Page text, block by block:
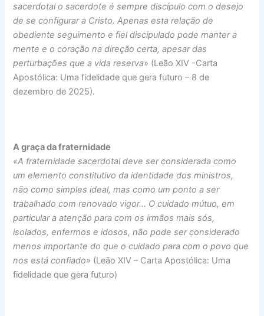
sacerdotal o sacerdote é sempre discípulo com o desejo
de se configurar a Cristo. Apenas esta relação de
obediente seguimento e fiel discipulado pode manter a
mente e o coração na direção certa, apesar das
perturbações que a vida reserva» (Leão XIV -Carta
Apostólica: Uma fidelidade que gera futuro – 8 de
dezembro de 2025).
A graça da fraternidade
«A fraternidade sacerdotal deve ser considerada como
um elemento constitutivo da identidade dos ministros,
não como simples ideal, mas como um ponto a ser
trabalhado com renovado vigor… O cuidado mútuo, em
particular a atenção para com os irmãos mais sós,
isolados, enfermos e idosos, não pode ser considerado
menos importante do que o cuidado para com o povo que
nos está confiado» (Leão XIV – Carta Apostólica: Uma
fidelidade que gera futuro)